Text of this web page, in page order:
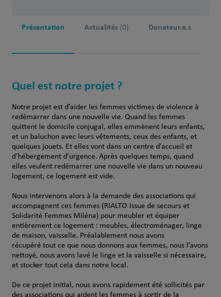
Présentation Actualités (0) Donateur.e.s
Quel est notre projet ?
Notre projet est d’aider les femmes victimes de violence à
redémarrer dans une nouvelle vie. Quand les femmes
quittent le domicile conjugal, elles emmènent leurs enfants,
et un baluchon avec leurs vêtements, ceux des enfants, et
quelques jouets. Et elles vont dans un centre d’accueil et
d’hébergement d’urgence. Après quelques temps, quand
elles veulent redémarrer une nouvelle vie dans un nouveau
logement, ce logement est vide.
Nous intervenons alors à la demande des associations qui
accompagnent ces femmes (RIALTO Issue de secours et
Solidarité Femmes Miléna) pour meubler et équiper
entièrement ce logement : meubles, électroménager, linge
de maison, vaisselle. Préalablement nous avons
récupéré tout ce que nous donnons aux femmes, nous l’avons
nettoyé, nous avons lavé le linge et la vaisselle si nécessaire,
et stocker tout cela dans notre local.
De ce projet initial, nous avons rapidement été sollicités par
des associations qui aident les femmes à sortir de la